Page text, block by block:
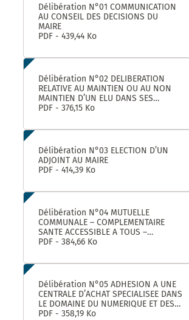
Délibération N°01 COMMUNICATION
AU CONSEIL DES DECISIONS DU
MAIRE
PDF - 439,44 Ko
Délibération N°02 DELIBERATION
RELATIVE AU MAINTIEN OU AU NON
MAINTIEN D’UN ELU DANS SES
FONCTIONS D’ADJOINT AU MAIRE
PDF - 376,15 Ko
Délibération N°03 ELECTION D’UN
ADJOINT AU MAIRE
PDF - 414,39 Ko
Délibération N°04 MUTUELLE
COMMUNALE – COMPLEMENTAIRE
SANTE ACCESSIBLE A TOUS –
CONVENTION DE PARTENARIAT AVEC
APPROBATION ET AUTORISATION DE
PDF - 384,66 Ko
Délibération N°05 ADHESION A UNE
CENTRALE D’ACHAT SPECIALISEE DANS
LE DOMAINE DU NUMERIQUE ET DES
TELECOMS DENOMMEE « CANUT »
PDF - 358,19 Ko